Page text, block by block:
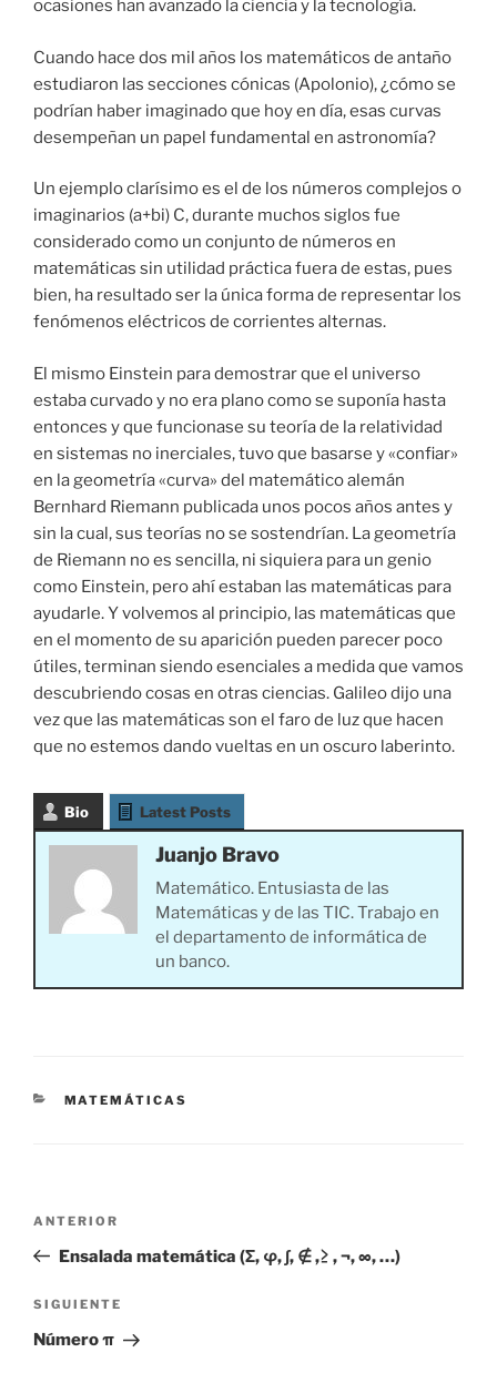
ocasiones han avanzado la ciencia y la tecnología.
Cuando hace dos mil años los matemáticos de antaño
estudiaron las secciones cónicas (Apolonio), ¿cómo se
podrían haber imaginado que hoy en día, esas curvas
desempeñan un papel fundamental en astronomía?
Un ejemplo clarísimo es el de los números complejos o
imaginarios (a+bi) C, durante muchos siglos fue
considerado como un conjunto de números en
matemáticas sin utilidad práctica fuera de estas, pues
bien, ha resultado ser la única forma de representar los
fenómenos eléctricos de corrientes alternas.
El mismo Einstein para demostrar que el universo
estaba curvado y no era plano como se suponía hasta
entonces y que funcionase su teoría de la relatividad
en sistemas no inerciales, tuvo que basarse y «confiar»
en la geometría «curva» del matemático alemán
Bernhard Riemann publicada unos pocos años antes y
sin la cual, sus teorías no se sostendrían. La geometría
de Riemann no es sencilla, ni siquiera para un genio
como Einstein, pero ahí estaban las matemáticas para
ayudarle. Y volvemos al principio, las matemáticas que
en el momento de su aparición pueden parecer poco
útiles, terminan siendo esenciales a medida que vamos
descubriendo cosas en otras ciencias. Galileo dijo una
vez que las matemáticas son el faro de luz que hacen
que no estemos dando vueltas en un oscuro laberinto.
Bio Latest Posts
Juanjo Bravo
Matemático. Entusiasta de las
Matemáticas y de las TIC. Trabajo en
el departamento de informática de
un banco.
MATEMÁTICAS
ANTERIOR
Ensalada matemática (Σ, φ, ∫, ∉ ,≥ , ¬, ∞, …)
SIGUIENTE
Número π